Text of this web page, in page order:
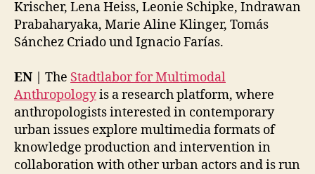
Krischer, Lena Heiss, Leonie Schipke, Indrawan
Prabaharyaka, Marie Aline Klinger, Tomás
Sánchez Criado und Ignacio Farías.
EN | The Stadtlabor for Multimodal
Anthropologyis a research platform, where
anthropologists interested in contemporary
urban issues explore multimedia formats of
knowledge production and intervention in
collaboration with other urban actors and is run